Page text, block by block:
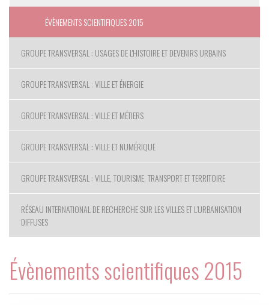
ÉVÈNEMENTS SCIENTIFIQUES 2015
GROUPE TRANSVERSAL : USAGES DE L'HISTOIRE ET DEVENIRS URBAINS
GROUPE TRANSVERSAL : VILLE ET ÉNERGIE
GROUPE TRANSVERSAL : VILLE ET MÉTIERS
GROUPE TRANSVERSAL : VILLE ET NUMÉRIQUE
GROUPE TRANSVERSAL : VILLE, TOURISME, TRANSPORT ET TERRITOIRE
RÉSEAU INTERNATIONAL DE RECHERCHE SUR LES VILLES ET L’URBANISATION
DIFFUSES
Évènements scientifiques 2015